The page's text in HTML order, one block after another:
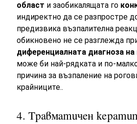
област и заобикалящата го
индиректно да се разпростре
предизвика възпалителна
обикновено не се разглежда
диференциалната диагноза на
може би най-рядката и по-
причина за възпаление на
крайниците..
4. Травматичен